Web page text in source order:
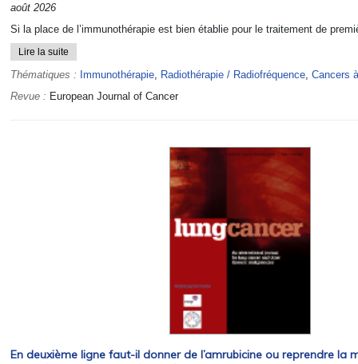
août 2026
Si la place de l’immunothérapie est bien établie pour le traitement de
Lire la suite
Thématiques : Immunothérapie, Radiothérapie / Radiofréquence, Cancers
Revue : European Journal of Cancer
En deuxième ligne faut-il donner de l’amrubicine ou reprendre la